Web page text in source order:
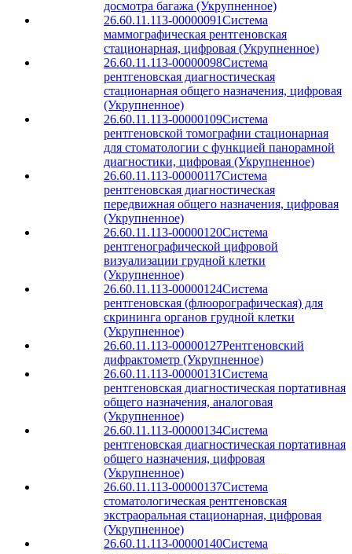
досмотра багажа (Укрупненное)
26.60.11.113-00000091Система
маммографическая рентгеновская
стационарная, цифровая (Укрупненное)
26.60.11.113-00000098Система
рентгеновская диагностическая
стационарная общего назначения, цифровая
(Укрупненное)
26.60.11.113-00000109Система
рентгеновской томографии стационарная
для стоматологии с функцией панорамной
диагностики, цифровая (Укрупненное)
26.60.11.113-00000117Система
рентгеновская диагностическая
передвижная общего назначения, цифровая
(Укрупненное)
26.60.11.113-00000120Система
рентгенографической цифровой
визуализации грудной клетки
(Укрупненное)
26.60.11.113-00000124Система
рентгеновская (флюорографическая) для
скрининга органов грудной клетки
(Укрупненное)
26.60.11.113-00000127Рентгеновский
дифрактометр (Укрупненное)
26.60.11.113-00000131Система
рентгеновская диагностическая портативная
общего назначения, аналоговая
(Укрупненное)
26.60.11.113-00000134Система
рентгеновская диагностическая портативная
общего назначения, цифровая
(Укрупненное)
26.60.11.113-00000137Система
стоматологическая рентгеновская
экстраоральная стационарная, цифровая
(Укрупненное)
26.60.11.113-00000140Система